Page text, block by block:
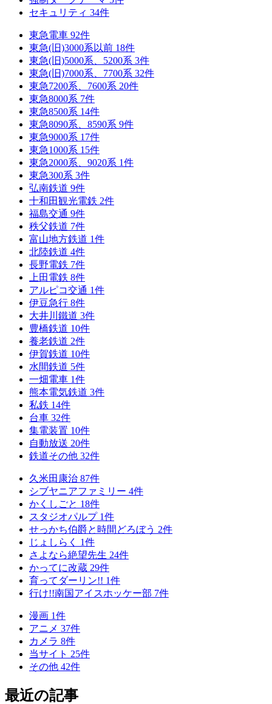
セキュリティ 34件
東急電車 92件
東急(旧)3000系以前 18件
東急(旧)5000系、5200系 3件
東急(旧)7000系、7700系 32件
東急7200系、7600系 20件
東急8000系 7件
東急8500系 14件
東急8090系、8590系 9件
東急9000系 17件
東急1000系 15件
東急2000系、9020系 1件
東急300系 3件
弘南鉄道 9件
十和田観光電鉄 2件
福島交通 9件
秩父鉄道 7件
富山地方鉄道 1件
北陸鉄道 4件
長野電鉄 7件
上田電鉄 8件
アルピコ交通 1件
伊豆急行 8件
大井川鐵道 3件
豊橋鉄道 10件
養老鉄道 2件
伊賀鉄道 10件
水間鉄道 5件
一畑電車 1件
熊本電気鉄道 3件
私鉄 14件
台車 32件
集電装置 10件
自動放送 20件
鉄道その他 32件
久米田康治 87件
シブヤニアファミリー 4件
かくしごと 18件
スタジオパルプ 1件
せっかち伯爵と時間どろぼう 2件
じょしらく 1件
さよなら絶望先生 24件
かってに改蔵 29件
育ってダーリン!! 1件
行け!!南国アイスホッケー部 7件
漫画 1件
アニメ 37件
カメラ 8件
当サイト 25件
その他 42件
最近の記事